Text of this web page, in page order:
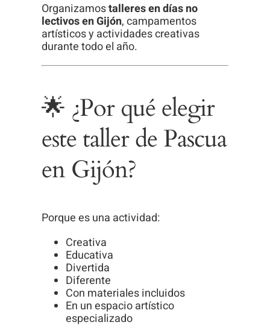
Organizamostalleres en días no
lectivos en Gijón, campamentos
artísticos y actividades creativas
durante todo el año.
🌟 ¿Por qué elegir
este taller de Pascua
en Gijón?
Porque es una actividad:
Creativa
Educativa
Divertida
Diferente
Con materiales incluidos
En un espacio artístico
especializado